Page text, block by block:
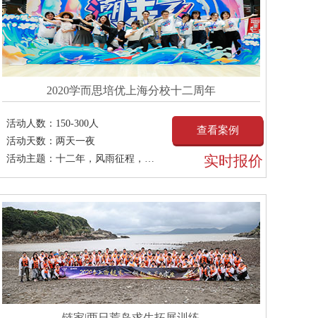
2020学而思培优上海分校十二周年
活动人数： 150-300人
活动天数： 两天一夜
活动主题： 十二年，风雨征程，璀璨如画；十二年，同心同德，
查看案例
实时报价